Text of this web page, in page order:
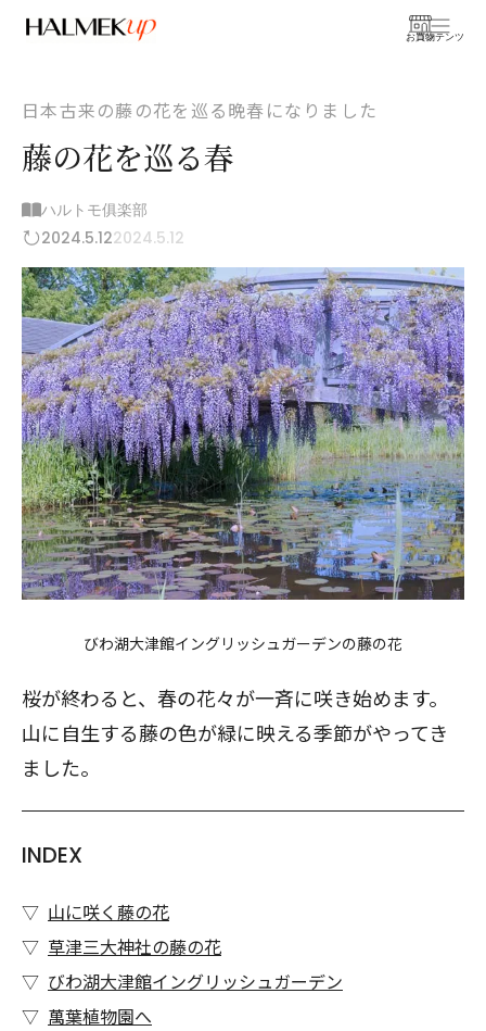
お買物
コンテンツ
日本古来の藤の花を巡る晩春になりました
藤の花を巡る春
ハルトモ俱楽部
2024.5.122024.5.12
びわ湖大津館イングリッシュガーデンの藤の花
桜が終わると、春の花々が一斉に咲き始めます。
山に自生する藤の色が緑に映える季節がやってき
ました。
INDEX
山に咲く藤の花
草津三大神社の藤の花
びわ湖大津館イングリッシュガーデン
萬葉植物園へ